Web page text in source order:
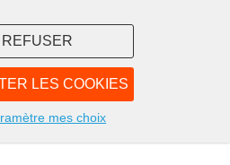
LES COOKIES
REFUSER
mes choix
NOUS